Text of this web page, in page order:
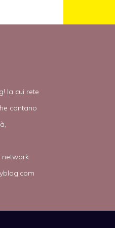
la cui rete
contano
network.